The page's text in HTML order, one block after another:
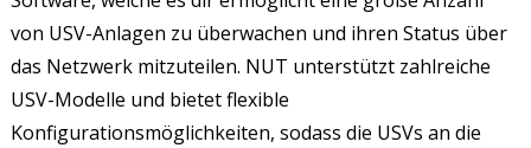
von USV-Anlagen zu überwachen und ihren Status über
das Netzwerk mitzuteilen. NUT unterstützt zahlreiche
USV-Modelle und bietet flexible
Konfigurationsmöglichkeiten, sodass die USVs an die